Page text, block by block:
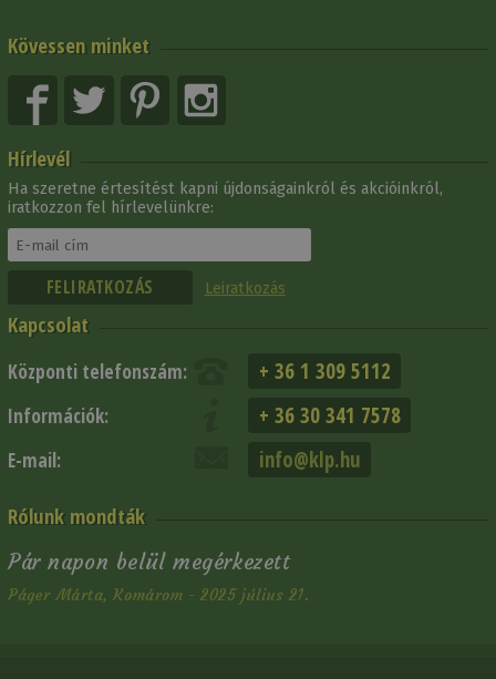
Kövessen minket
Hírlevél
Ha szeretne értesítést kapni újdonságainkról és akcióinkról,
iratkozzon fel hírlevelünkre:
Leiratkozás
Kapcsolat
Központi telefonszám: + 36 1 309 5112
Információk: + 36 30 341 7578
E-mail: info@klp.hu
Rólunk mondták
Pár napon belül megérkezett
Páger Márta, Komárom - 2025 július 21.